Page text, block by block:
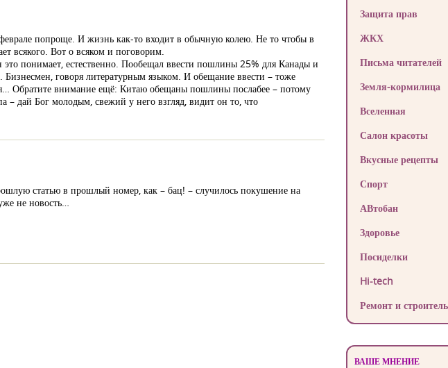
попроще. И жизнь как-то входит в обычную колею. Не то чтобы в
всякого. Вот о всяком и поговорим.
понимает, естественно. Пообещал ввести пошлины 25% для Канады и
говоря литературным языком. И обещание ввести – тоже
Обратите внимание ещё: Китаю обещаны пошлины послабее – потому
– дай Бог молодым, свежий у него взгляд, видит он то, что
статью в прошлый номер, как – бац! – случилось покушение на
не новость…
Защита прав
ЖКХ
Письма читателей
Земля-кормилица
Вселенная
Салон красоты
Вкусные рецепты
Спорт
АВтобан
Здоровье
Посиделки
Hi-tech
Ремонт и
ВАШЕ МНЕНИЕ